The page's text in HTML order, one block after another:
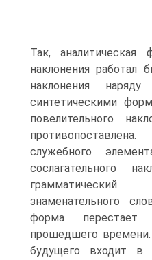
Так, аналитическая
наклонения работал
наклонения
синтетиче­скими
повелительного
служебного
сослагательного
знаменательного
форма перестает
прошедшего времени.
будущего входит в